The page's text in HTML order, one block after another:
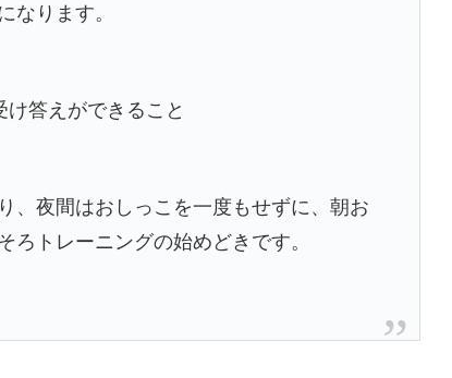
なります。
答えができること
、夜間はおしっこを一度もせずに、朝お
ろトレーニングの始めどきです。